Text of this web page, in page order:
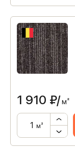
1 910 ₽/м²
м²